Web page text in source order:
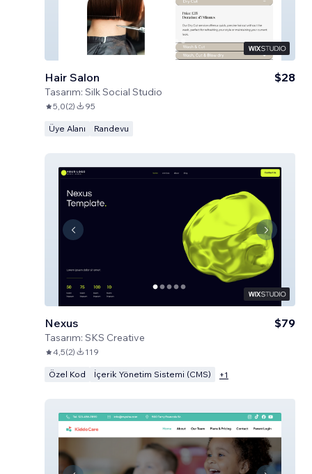
Hair Salon
Tasarım: Silk Social Studio
$28
5,0(2) 95
Üye Alanı Randevu
Nexus
Tasarım: SKS Creative
$79
4,5(2) 119
Özel Kod İçerik Yönetim Sistemi (CMS) +1